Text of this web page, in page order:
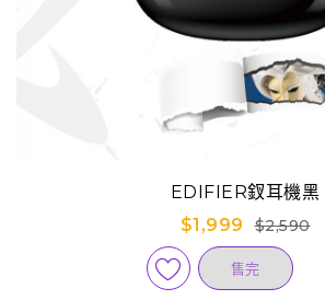
EDIFIER釵耳機黑
$1,999
$2,590
售完